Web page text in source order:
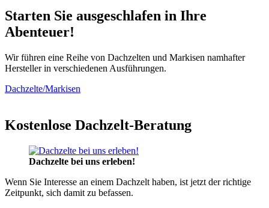
Starten Sie ausgeschlafen in Ihre
Abenteuer!
Wir führen eine Reihe von Dachzelten und Markisen namhafter
Hersteller in verschiedenen Ausführungen.
Dachzelte/Markisen
Kostenlose Dachzelt-Beratung
Dachzelte bei uns erleben!
Wenn Sie Interesse an einem Dachzelt haben, ist jetzt der richtige
Zeitpunkt, sich damit zu befassen.